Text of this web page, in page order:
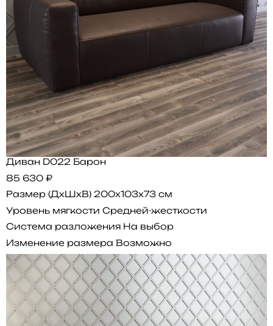
Диван D022 Барон
85 630 ₽
Размер (ДхШхВ) 200x103x73 см
Уровень мягкости Средней-жесткости
Система разложения На выбор
Изменение размера Возможно